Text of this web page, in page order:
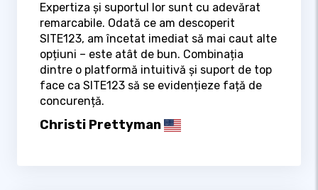
Expertiza și suportul lor sunt cu adevărat
remarcabile. Odată ce am descoperit
SITE123, am încetat imediat să mai caut alte
opțiuni – este atât de bun. Combinația
dintre o platformă intuitivă și suport de top
face ca SITE123 să se evidențieze față de
concurență.
Christi Prettyman